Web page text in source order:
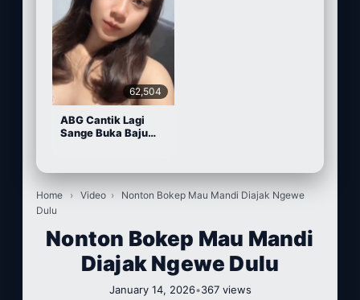
62,504
ABG Cantik Lagi
Sange Buka Baju
Home › Video ›
Nonton Bokep Mau Mandi Diajak Ngewe
Dulu
Nonton Bokep Mau Mandi
Diajak Ngewe Dulu
January 14, 2026•367 views